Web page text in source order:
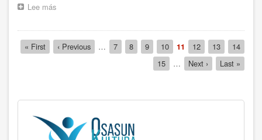
Lee más
reúne
con
vicerrectora
Relaciones
Institucionales
Paginación
Primera
página
« First
Página
anterior
‹ Previous … Página
7 Página
8 Página
9 Página
10
Página
actual
11 Página
12 Página
13 Página
14
Página
15 …
Siguiente
página
Next ›
Última
página
Last »